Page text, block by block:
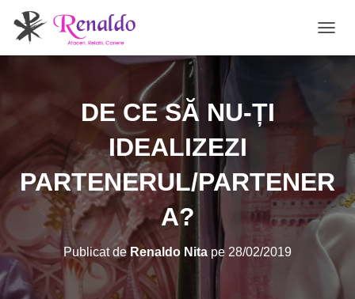
O
A
I
G
A
R
A
DE CE SĂ NU-ȚI
IDEALIZEZI
PARTENERUL/PARTENER
A?
Publicat de Renaldo Nita pe 28/02/2019